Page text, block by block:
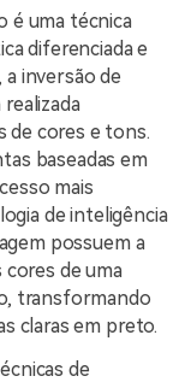
é uma técnica
diferenciada e
inversão de
de cores e tons.
baseadas em
mais
de inteligência
possuem a
cores de uma
transformando
claras em preto.
de